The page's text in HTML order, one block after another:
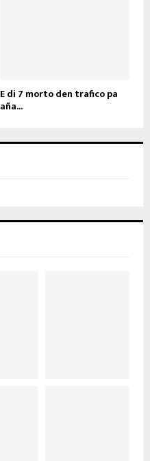
E di 7 morto den trafico pa
aña...